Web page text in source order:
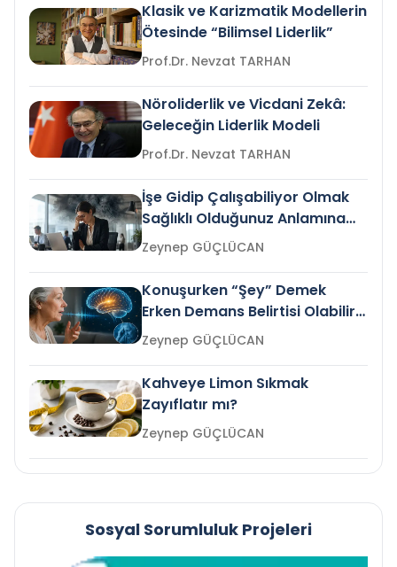
Klasik ve Karizmatik Modellerin
Ötesinde “Bilimsel Liderlik”
Prof.Dr. Nevzat TARHAN
Nöroliderlik ve Vicdani Zekâ:
Geleceğin Liderlik Modeli
Prof.Dr. Nevzat TARHAN
İşe Gidip Çalışabiliyor Olmak
Sağlıklı Olduğunuz Anlamına
Gelir mi?Zeynep GÜÇLÜCAN
Konuşurken “Şey” Demek
Erken Demans Belirtisi Olabilir
mi?
Zeynep GÜÇLÜCAN
Kahveye Limon Sıkmak
Zayıflatır mı?
Zeynep GÜÇLÜCAN
Sosyal Sorumluluk Projeleri